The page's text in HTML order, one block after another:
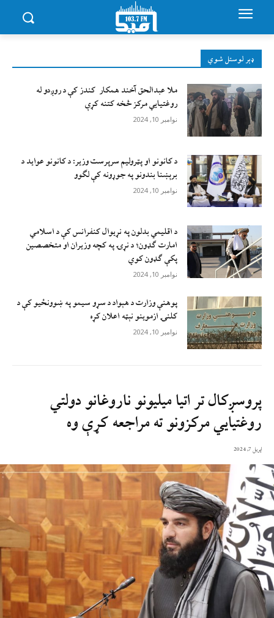
ډېر لوستل شوي
ملا عبدالحق آخند همکار کندز کې د روږدو له
روغتیایي مرکز څخه کتنه کړې
نوامبر 10, 2024
د کانونو او پټرولیم سرپرست وزیر: د کانونو عواید د
برېښنا بندونو په جوړونه کې لګوو
نوامبر 10, 2024
د اقليمي بدلون په نړيوال کنفرانس کې د اسلامي
امارت ګډون؛ د نړۍ په کچه وزيران او متخصصين
پکې ګډون کوي
نوامبر 10, 2024
پوهنې وزارت د هېواد د سړو سيمو په ښوونځيو کې د
کلنۍ ازموينو نېټه اعلان کړه
نوامبر 10, 2024
پروسږکال تر اتیا میلیونو ناروغانو دولتي
روغتیایي مرکزونو ته مراجعه کړې وه
اپریل 7, 2024